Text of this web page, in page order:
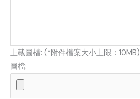
上載圖檔: (*附件檔案大小上限：10MB)
圖檔: